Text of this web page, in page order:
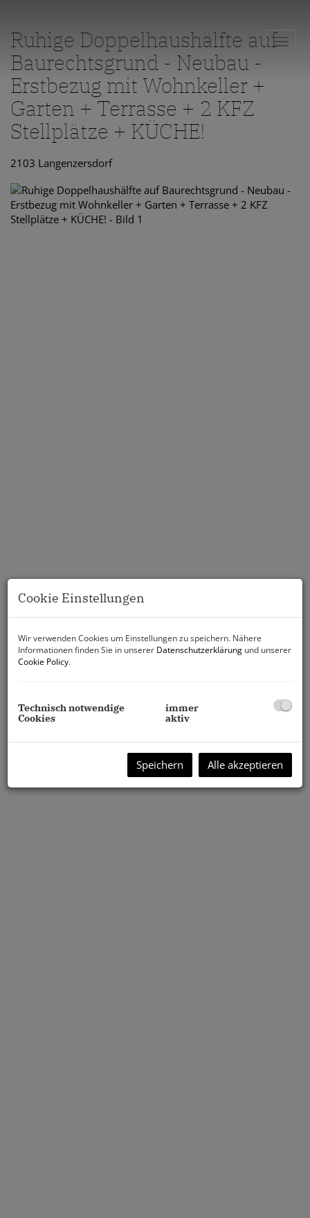
Ruhige Doppelhaushälfte auf
Baurechtsgrund - Neubau -
Erstbezug mit Wohnkeller +
Garten + Terrasse + 2 KFZ
Stellplätze + KÜCHE!
2103 Langenzersdorf
Cookie Einstellungen
Wir verwenden Cookies um Einstellungen zu speichern. Nähere
Informationen finden Sie in unserer Datenschutzerklärung und unserer
Cookie Policy.
Technisch notwendige
Cookies
immer
aktiv
Speichern Alle akzeptieren